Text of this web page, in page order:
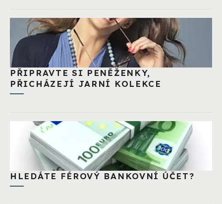
PŘIPRAVTE SI PENĚŽENKY,
PŘICHÁZEJÍ JARNÍ KOLEKCE
HLEDÁTE FÉROVÝ BANKOVNÍ ÚČET?